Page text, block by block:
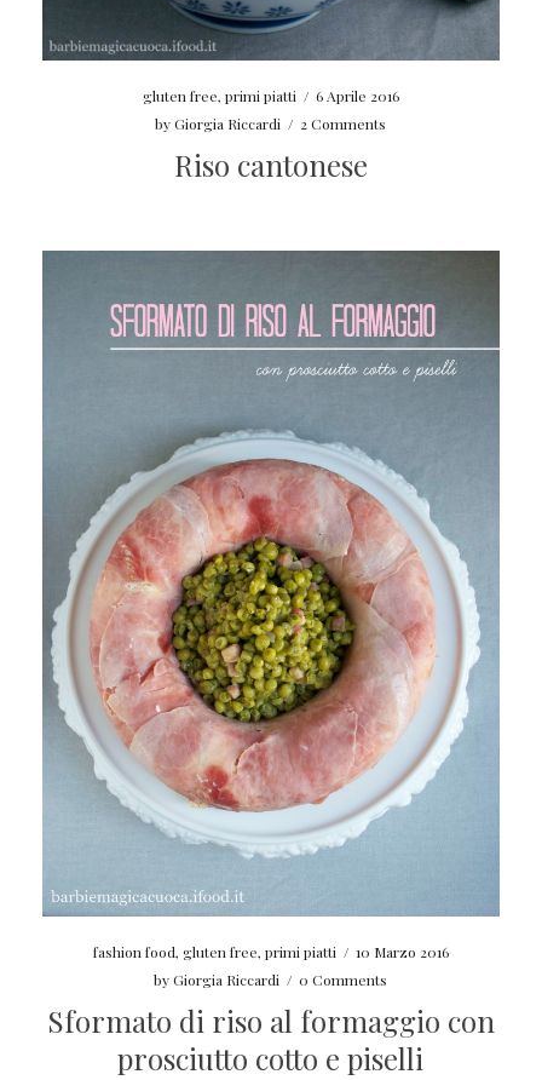
gluten free, primi piatti / 6 Aprile 2016
byGiorgia Riccardi / 2 Comments
Riso cantonese
fashion food, gluten free, primi piatti / 10 Marzo 2016
byGiorgia Riccardi / 0 Comments
Sformato di riso al formaggio con
prosciutto cotto e piselli